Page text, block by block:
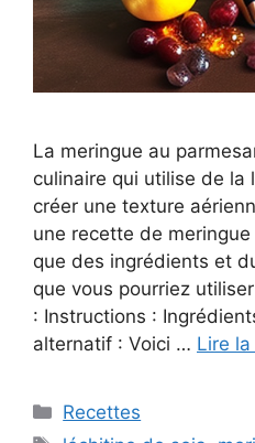
La meringue au
culinaire qui utilise de la
créer une texture
une recette de
que des ingrédients et
que vous pourriez
: Instructions :
alternatif : Voici … Lire
Catégories
Recettes